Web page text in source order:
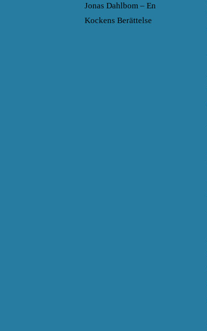
Jonas Dahlbom – En
Kockens Berättelse